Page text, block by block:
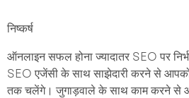
ऑनलाइन सफल होना ज्यादातर SEO पर
SEO एजेंसी के साथ साझेदारी करने से
तक चलेंगे। जुगाड़वाले के साथ काम करने से